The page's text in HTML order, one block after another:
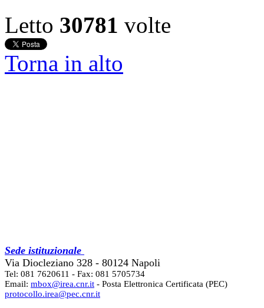
Letto 30781 volte
Torna in alto
Sede istituzionale
Via Diocleziano 328 - 80124 Napoli
Tel: 081 7620611 - Fax: 081 5705734
Email: mbox@irea.cnr.it - Posta Elettronica Certificata (PEC)
protocollo.irea@pec.cnr.it